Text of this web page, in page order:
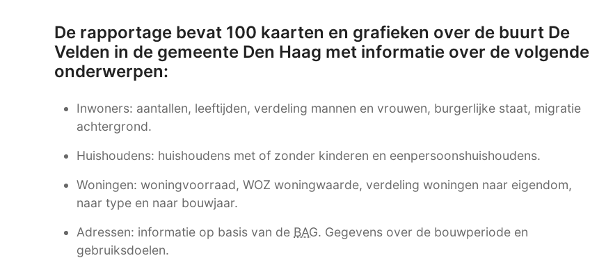
De rapportage bevat 100 kaarten en grafieken over de buurt De
Velden in de gemeente Den Haag met informatie over de volgende
onderwerpen:
Inwoners: aantallen, leeftijden, verdeling mannen en vrouwen, burgerlijke staat, migratie
achtergrond.
Huishoudens: huishoudens met of zonder kinderen en eenpersoonshuishoudens.
Woningen: woningvoorraad, WOZ woningwaarde, verdeling woningen naar eigendom,
naar type en naar bouwjaar.
Adressen: informatie op basis van de BAG. Gegevens over de bouwperiode en
gebruiksdoelen.